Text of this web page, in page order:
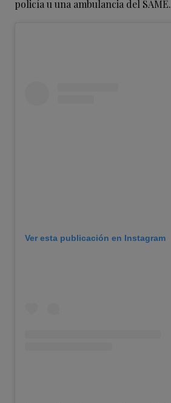
policía u una ambulancia del SAME.
Ver esta publicación en Instagram